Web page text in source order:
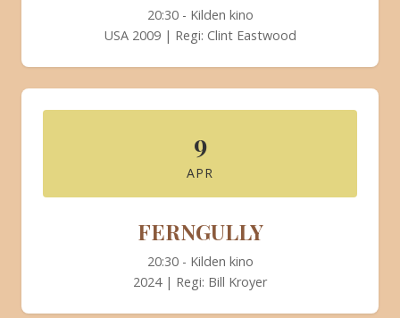
20:30 - Kilden kino
USA 2009 | Regi: Clint Eastwood
9
APR
FERNGULLY
20:30 - Kilden kino
2024 | Regi: Bill Kroyer